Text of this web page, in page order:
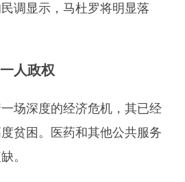
调显示，马杜罗将明显落
人政权
场深度的经济危机，其已经
贫困。医药和其他公共服务
。